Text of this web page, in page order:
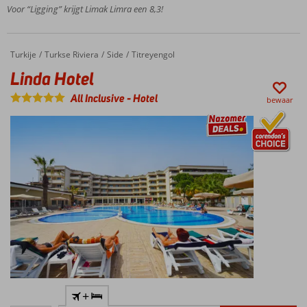
faciliteiten
voor de
Voor “Ligging” krijgt Limak Limra een 8,3!
Home
Turkije Turkse Riviera Side Titreyengol
Linda Hotel
Linda Hotel
All Inclusive-Hotel bewaar
Al jarenlang
+